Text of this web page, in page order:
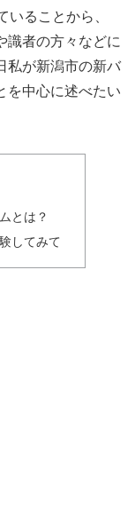
いることから、
識者の方々などに
私が新潟市の新バ
を中心に述べたい
とは？
してみて